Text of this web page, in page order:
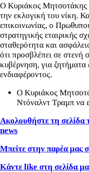
Ο Κυριάκος Μητσοτάκης
την εκλογική του νίκη.
επικοινωνίας, ο
στρατηγικής εταιρικής
σταθερότητα και
ότι προσβλέπει σε στενή
κυβέρνηση, για ζητήματα
ενδιαφέροντος.
Ο Κυριάκος
Ντόναλντ Τραμπ να
Ακολουθήστε τη
news
Μπείτε στην παρέα μας
Κάντε like στη σελίδα